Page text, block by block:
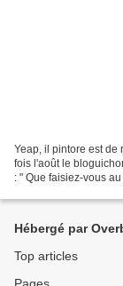
Yeap, il pintore est de
fois l'août le
: " Que faisiez-vous
Hébergé par
Top articles